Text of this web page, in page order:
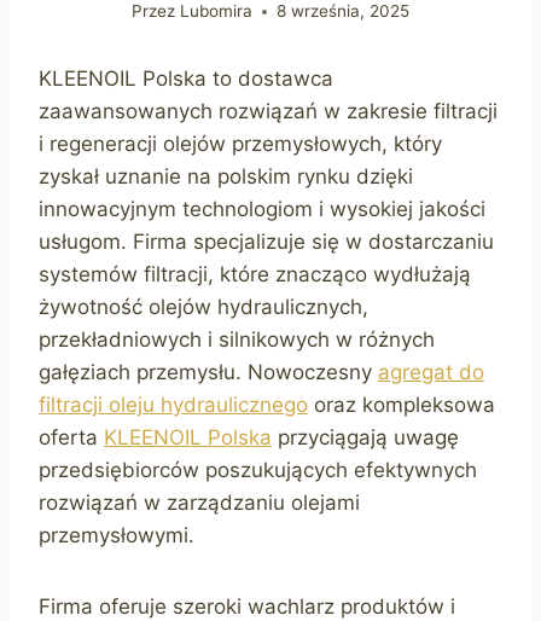
Przez Lubomira 8 września, 2025
KLEENOIL Polska to dostawca
zaawansowanych rozwiązań w zakresie filtracji
i regeneracji olejów przemysłowych, który
zyskał uznanie na polskim rynku dzięki
innowacyjnym technologiom i wysokiej jakości
usługom. Firma specjalizuje się w dostarczaniu
systemów filtracji, które znacząco wydłużają
żywotność olejów hydraulicznych,
przekładniowych i silnikowych w różnych
gałęziach przemysłu. Nowoczesny agregat do
filtracji oleju hydraulicznego oraz kompleksowa
oferta KLEENOIL Polska przyciągają uwagę
przedsiębiorców poszukujących efektywnych
rozwiązań w zarządzaniu olejami
przemysłowymi.
Firma oferuje szeroki wachlarz produktów i